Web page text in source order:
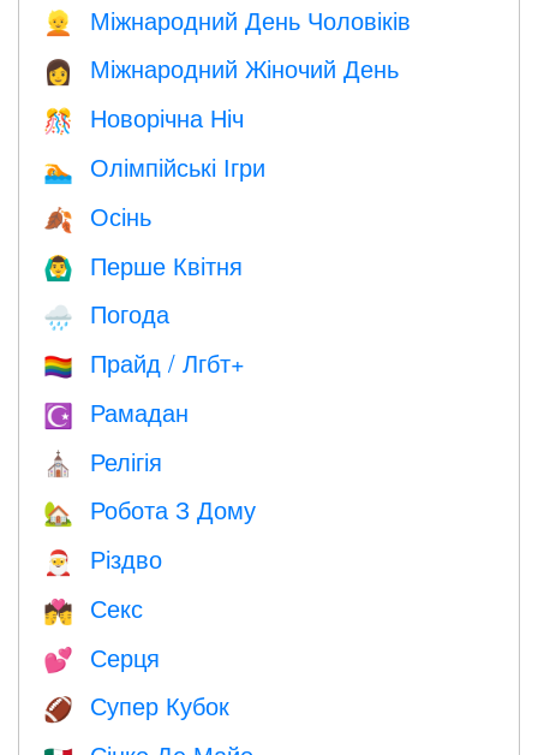
👱 Міжнародний День Чоловіків
👩 Міжнародний Жіночий День
🎊 Новорічна Ніч
🏊 Олімпійські Ігри
🍂 Осінь
🙆‍♂️ Перше Квітня
🌧 Погода
🏳️‍🌈 Прайд / Лгбт+
☪️ Рамадан
⛪️ Релігія
🏡 Робота З Дому
🎅 Різдво
💏 Секс
💕 Серця
🏈 Супер Кубок